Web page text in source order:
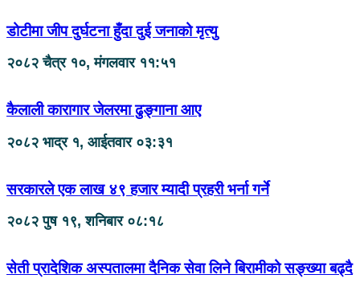
डोटीमा जीप दुर्घटना हुँदा दुई जनाको मृत्यु
२०८२ चैत्र १०, मंगलवार ११:५१
कैलाली कारागार जेलरमा ढुङ्गाना आए
२०८२ भाद्र १, आईतवार ०३:३१
सरकारले एक लाख ४९ हजार म्यादी प्रहरी भर्ना गर्ने
२०८२ पुष १९, शनिबार ०८:१८
सेती प्रादेशिक अस्पतालमा दैनिक सेवा लिने बिरामीको सङ्ख्या बढ्दै